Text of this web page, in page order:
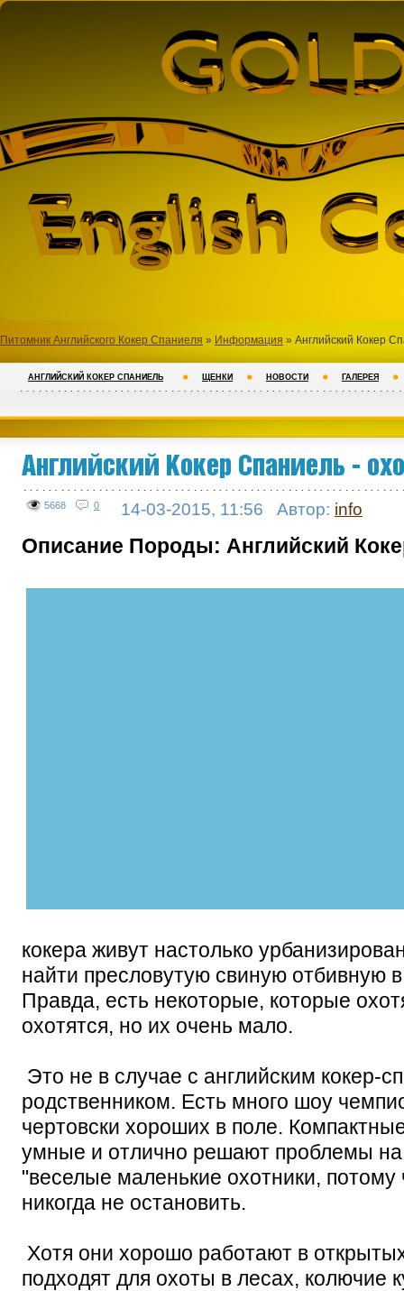
Питомник Английского Кокер Спаниеля » Информация » Английский Кокер
АНГЛИЙСКИЙ КОКЕР СПАНИЕЛЬ ЩЕНКИ НОВОСТИ ГАЛЕРЕЯ
Английский Кокер Спаниель -
14-03-2015, 11:56 Автор: info
5668 0
Описание Породы: Английский
кокера живут настолько
найти пресловутую свиную отбивную
Правда, есть некоторые, которые
охотятся, но их очень мало.
Это не в случае с английским кокер-
родственником. Есть много шоу
чертовски хороших в поле.
умные и отлично решают проблемы
"веселые маленькие охотники, потому
никогда не остановить.
Хотя они хорошо работают в
подходят для охоты в лесах, колючие